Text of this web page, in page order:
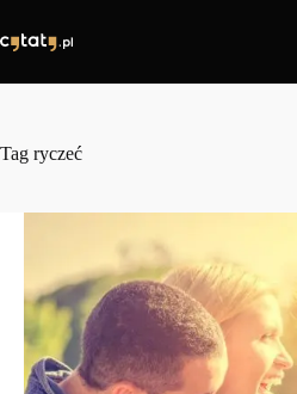
treści
Tag ryczeć